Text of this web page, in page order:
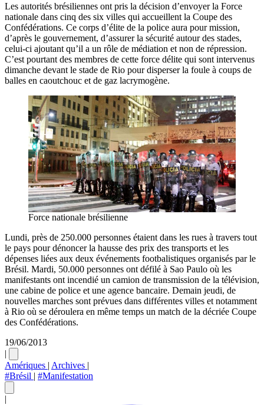
Les autorités brésiliennes ont pris la décision d’envoyer la Force
nationale dans cinq des six villes qui accueillent la Coupe des
Confédérations. Ce corps d’élite de la police aura pour mission,
d’après le gouvernement, d’assurer la sécurité autour des stades,
celui-ci ajoutant qu’il a un rôle de médiation et non de répression.
C’est pourtant des membres de cette force délite qui sont intervenus
dimanche devant le stade de Rio pour disperser la foule à coups de
balles en caoutchouc et de gaz lacrymogène.
Force nationale brésilienne
Lundi, près de 250.000 personnes étaient dans les rues à travers tout
le pays pour dénoncer la hausse des prix des transports et les
dépenses liées aux deux événements footbalistiques organisés par le
Brésil. Mardi, 50.000 personnes ont défilé à Sao Paulo où les
manifestants ont incendié un camion de transmission de la télévision,
une cabine de police et une agence bancaire. Demain jeudi, de
nouvelles marches sont prévues dans différentes villes et notamment
à Rio où se déroulera en même temps un match de la décriée Coupe
des Confédérations.
19/06/2013
|
Amériques | Archives |
#Brésil | #Manifestation
|